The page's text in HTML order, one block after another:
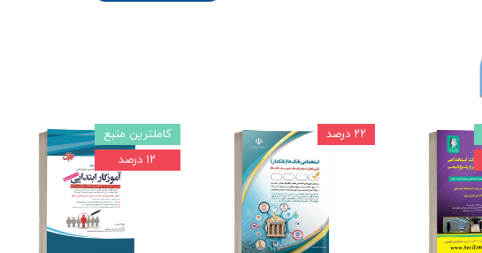
کاملترین منبع
۱۲ درصد
۲۲ درصد